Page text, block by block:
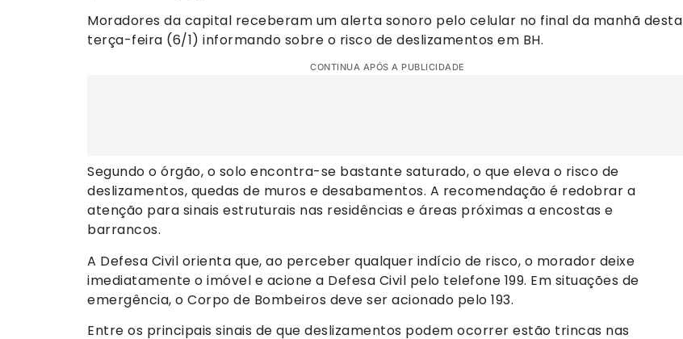
Moradores da capital receberam um alerta sonoro pelo celular no final da manhã desta
terça-feira (6/1) informando sobre o risco de deslizamentos em BH.
CONTINUA APÓS A PUBLICIDADE
Segundo o órgão, o solo encontra-se bastante saturado, o que eleva o risco de
deslizamentos, quedas de muros e desabamentos. A recomendação é redobrar a
atenção para sinais estruturais nas residências e áreas próximas a encostas e
barrancos.
A Defesa Civil orienta que, ao perceber qualquer indício de risco, o morador deixe
imediatamente o imóvel e acione a Defesa Civil pelo telefone 199. Em situações de
emergência, o Corpo de Bombeiros deve ser acionado pelo 193.
Entre os principais sinais de que deslizamentos podem ocorrer estão trincas nas